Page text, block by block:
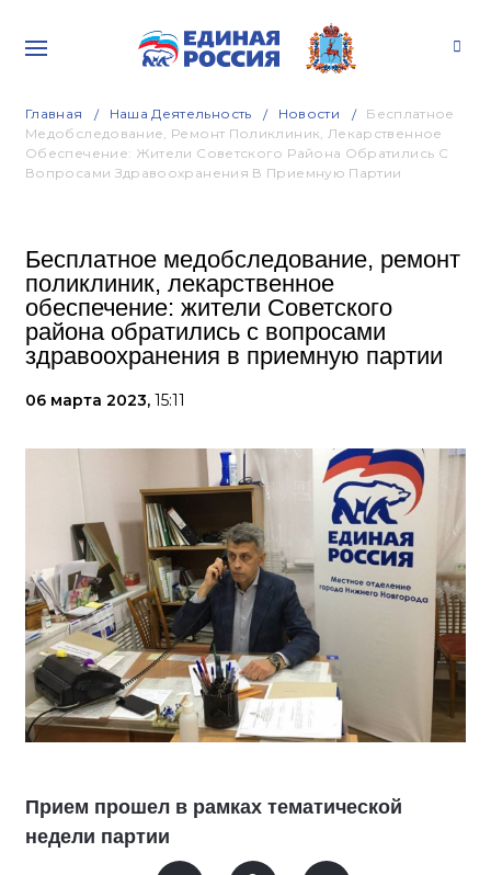
Главная Наша Деятельность Новости
Бесплатное
Медобследование, Ремонт Поликлиник, Лекарственное
Обеспечение: Жители Советского Района Обратились С
Вопросами Здравоохранения В Приемную Партии
Бесплатное медобследование, ремонт
поликлиник, лекарственное
обеспечение: жители Советского
района обратились с вопросами
здравоохранения в приемную партии
06 марта 2023, 15:11
Прием прошел в рамках тематической
недели партии